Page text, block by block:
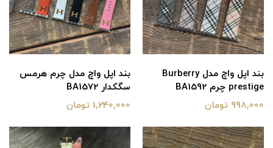
بند اپل واچ مدل Burberry
prestige چرم BA1592
998,000 تومان
بند اپل واچ مدل چرم هرمس
سگکدار BA1572
1,240,000 تومان